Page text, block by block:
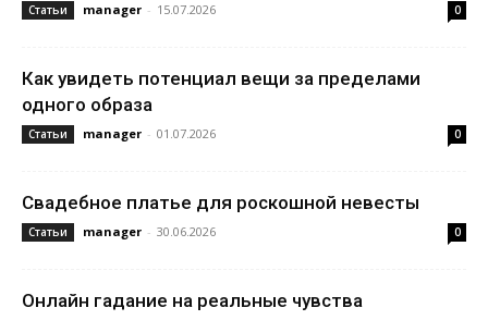
Статьи manager - 15.07.2026 0
Как увидеть потенциал вещи за пределами
одного образа
Статьи manager - 01.07.2026 0
Свадебное платье для роскошной невесты
Статьи manager - 30.06.2026 0
Онлайн гадание на реальные чувства